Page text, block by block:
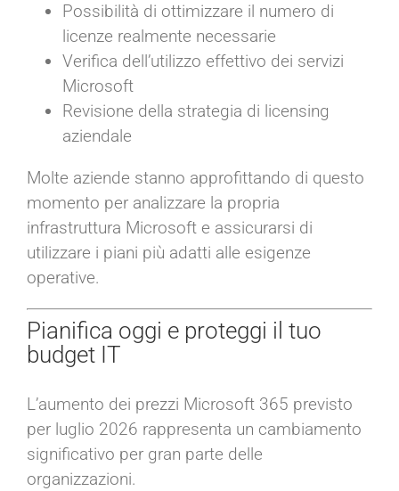
Possibilità di ottimizzare il numero di
licenze realmente necessarie
Verifica dell’utilizzo effettivo dei servizi
Microsoft
Revisione della strategia di licensing
aziendale
Molte aziende stanno approfittando di questo
momento per analizzare la propria
infrastruttura Microsoft e assicurarsi di
utilizzare i piani più adatti alle esigenze
operative.
Pianifica oggi e proteggi il tuo
budget IT
L’aumento dei prezzi Microsoft 365 previsto
per luglio 2026 rappresenta un cambiamento
significativo per gran parte delle
organizzazioni.